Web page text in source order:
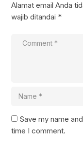
Alamat email Anda
wajib ditandai *
Save my name
time I comment.